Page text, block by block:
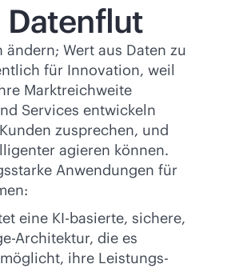
Datenflut
ändern; Wert aus Daten zu
für Innovation, weil
Marktreichweite
Services entwickeln
zusprechen, und
agieren können.
Anwendungen für
eine KI-basierte, sichere,
Architektur, die es
ihre Leistungs-